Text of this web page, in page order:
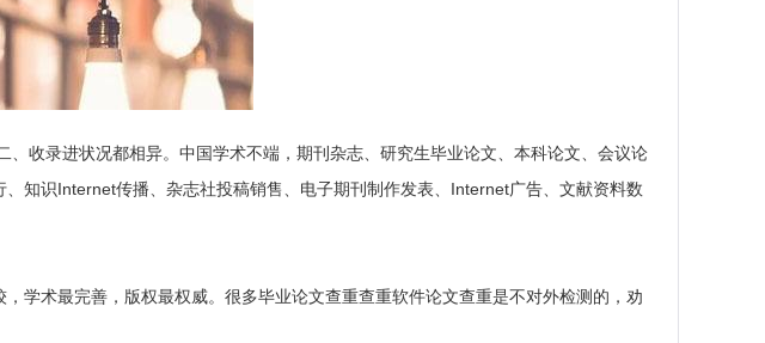
收录进状况都相异。中国学术不端，期刊杂志、研究生毕业论文、本科论文、会议论
知识Internet传播、杂志社投稿销售、电子期刊制作发表、Internet广告、文献资料数
学术最完善，版权最权威。很多毕业论文查重查重软件论文查重是不对外检测的，劝